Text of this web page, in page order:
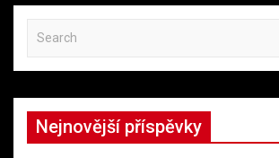
a
r
h
Nejnovější příspěvky